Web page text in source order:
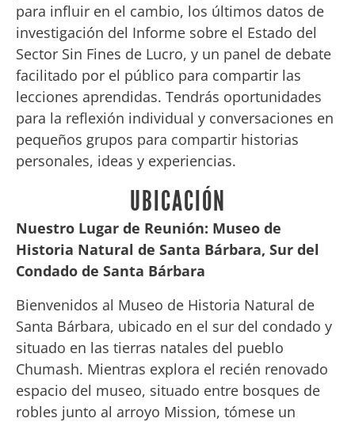
para influir en el cambio, los últimos datos de
investigación del Informe sobre el Estado del
Sector Sin Fines de Lucro, y un panel de debate
facilitado por el público para compartir las
lecciones aprendidas. Tendrás oportunidades
para la reflexión individual y conversaciones en
pequeños grupos para compartir historias
personales, ideas y experiencias.
UBICACIÓN
Nuestro Lugar de Reunión: Museo de
Historia Natural de Santa Bárbara, Sur del
Condado de Santa Bárbara
Bienvenidos al Museo de Historia Natural de
Santa Bárbara, ubicado en el sur del condado y
situado en las tierras natales del pueblo
Chumash. Mientras explora el recién renovado
espacio del museo, situado entre bosques de
robles junto al arroyo Mission, tómese un